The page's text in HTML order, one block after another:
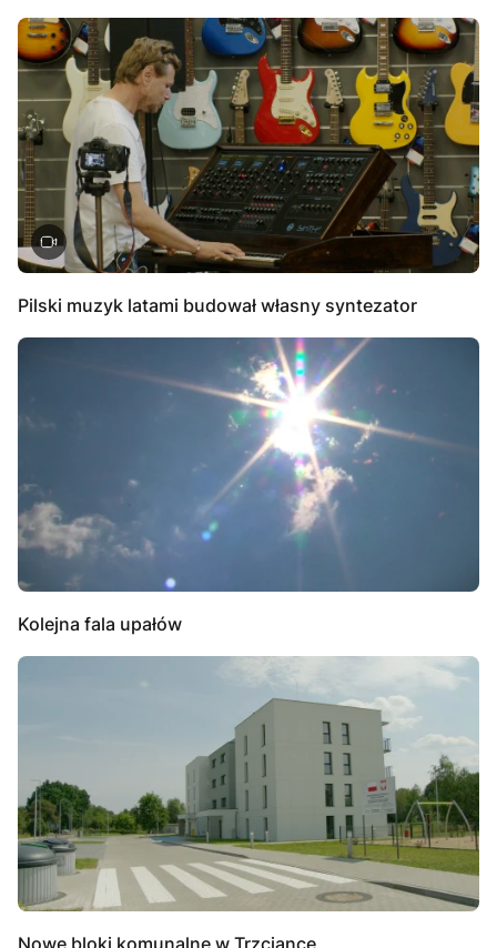
Pilski muzyk latami budował własny syntezator
Kolejna fala upałów
Nowe bloki komunalne w Trzciance